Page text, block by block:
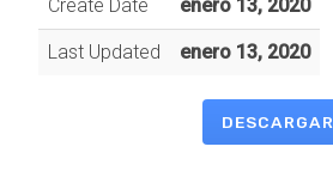
Create Date enero 13, 2020
Last Updated enero 13, 2020
DESCARGAR